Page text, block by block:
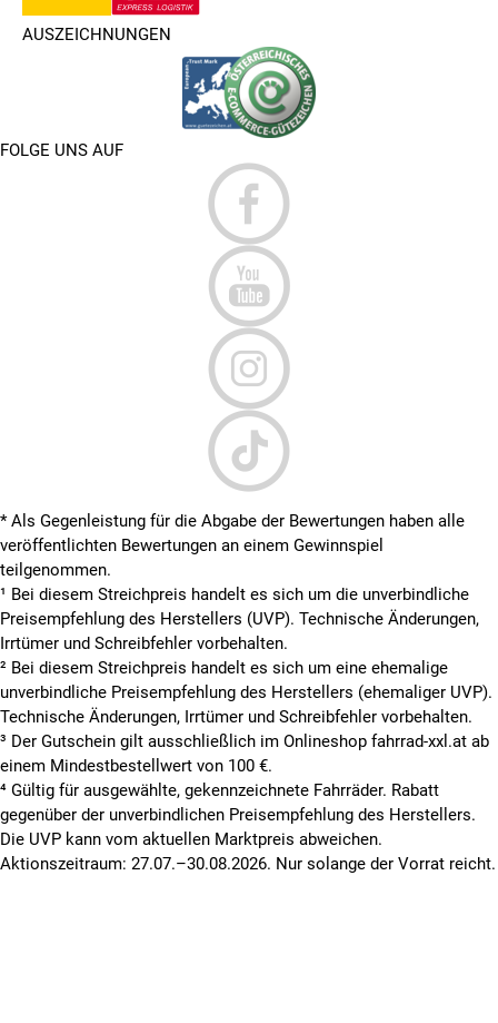
AUSZEICHNUNGEN
FOLGE UNS AUF
* Als Gegenleistung für die Abgabe der Bewertungen haben alle
veröffentlichten Bewertungen an einem Gewinnspiel
teilgenommen.
¹ Bei diesem Streichpreis handelt es sich um die unverbindliche
Preisempfehlung des Herstellers (UVP). Technische Änderungen,
Irrtümer und Schreibfehler vorbehalten.
² Bei diesem Streichpreis handelt es sich um eine ehemalige
unverbindliche Preisempfehlung des Herstellers (ehemaliger UVP).
Technische Änderungen, Irrtümer und Schreibfehler vorbehalten.
³ Der Gutschein gilt ausschließlich im Onlineshop fahrrad-xxl.at ab
einem Mindestbestellwert von 100 €.
⁴ Gültig für ausgewählte, gekennzeichnete Fahrräder. Rabatt
gegenüber der unverbindlichen Preisempfehlung des Herstellers.
Die UVP kann vom aktuellen Marktpreis abweichen.
Aktionszeitraum: 27.07.–30.08.2026. Nur solange der Vorrat reicht.